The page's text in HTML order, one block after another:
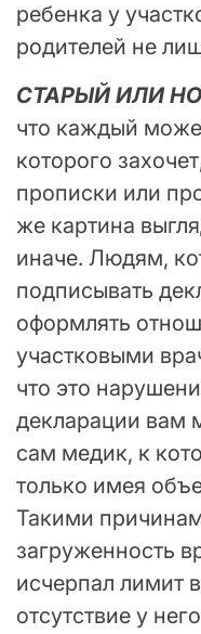
ребенка у
родителей не
СТАРЫЙ ИЛИ
что каждый
которого
прописки или
же картина
иначе. Людям,
подписывать
оформлять
участковыми
что это
декларации вам
сам медик, к
только имея
Такими
загруженность
исчерпал лимит
отсутствие у